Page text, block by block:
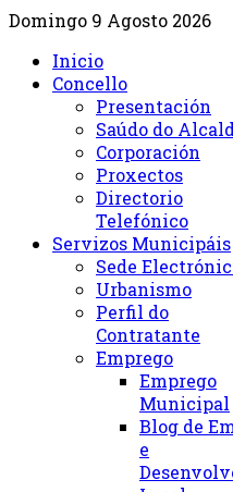
Domingo 9 Agosto 2026
Inicio
Concello
Presentación
Saúdo do
Corporación
Proxectos
Directorio
Telefónico
Servizos Municipáis
Sede
Urbanismo
Perfil do
Contratante
Emprego
Emprego
Municipal
Blog de
e